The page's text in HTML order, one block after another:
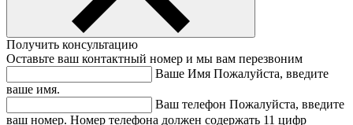
Получить консультацию
Оставьте ваш контактный номер и мы вам перезвоним
Ваше Имя Пожалуйста, введите
ваше имя.
Ваш телефон Пожалуйста, введите
ваш номер. Номер телефона должен содержать 11 цифр